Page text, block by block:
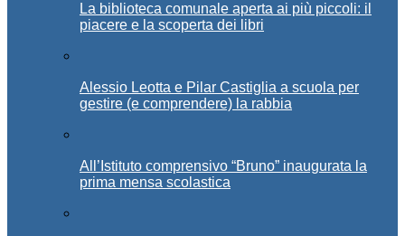
La biblioteca comunale aperta ai più piccoli: il
piacere e la scoperta dei libri
Alessio Leotta e Pilar Castiglia a scuola per
gestire (e comprendere) la rabbia
All’Istituto comprensivo “Bruno” inaugurata la
prima mensa scolastica